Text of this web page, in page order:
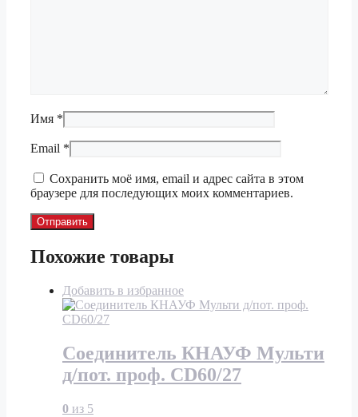
Имя *
Email *
Сохранить моё имя, email и адрес сайта в этом
браузере для последующих моих комментариев.
Похожие товары
Добавить в избранное
Соединитель КНАУФ Мульти
д/пот. проф. CD60/27
0 из 5